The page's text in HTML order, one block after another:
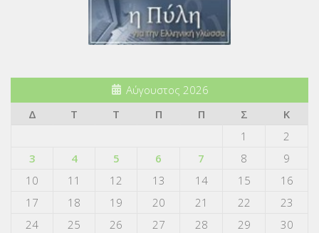
Αύγουστος 2026
Δ
Τ Τ Π Π Σ
Κ
1
2
3
4 5 6 7 8
9
10
11 12 13 14 15
16
17
18 19 20 21 22
23
24
25 26 27 28 29
30